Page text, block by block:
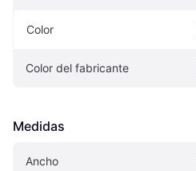
Color
Color del fabricante
Medidas
Ancho